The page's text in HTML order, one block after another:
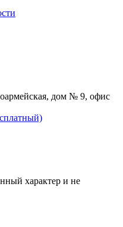
дом № 9, офис
характер и не